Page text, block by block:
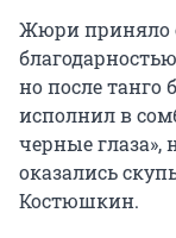
Жюри приняло
но после танго
исполнил в
черные
оказались
Костюшкин.